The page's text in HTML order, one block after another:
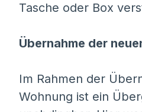
Tasche oder Box
Übernahme der
Im Rahmen der
Wohnung ist ein